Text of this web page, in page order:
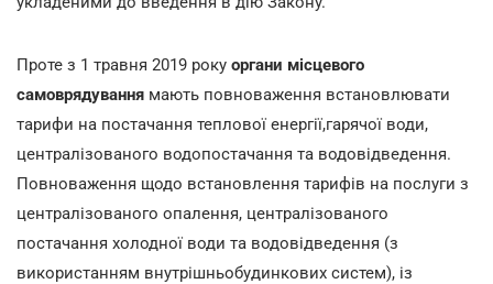
Проте з 1 травня 2019 року органи місцевого
самоврядування мають повноваження встановлювати
тарифи на постачання теплової енергії,гарячої води,
централізованого водопостачання та водовідведення.
Повноваження щодо встановлення тарифів на послуги з
централізованого опалення, централізованого
постачання холодної води та водовідведення (з
використанням внутрішньобудинкових систем), із